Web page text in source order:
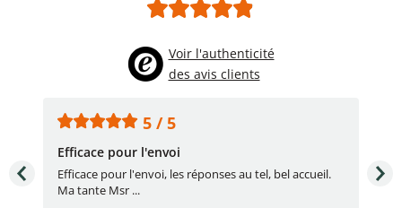
Voir l'authenticité
des avis clients
5 / 5
Efficace pour l'envoi
Efficace pour l'envoi, les réponses au tel, bel accueil.
Ma tante Msr ...